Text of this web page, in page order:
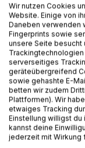
Titel bewerten
BESCHREIBUNG
In einer Welt, in
entscheiden,
Wir nutzen Cookies
Website. Einige von
Daneben verwenden
Fingerprints sowie
unsere Seite besucht
serverseitiges
geräteübergreifend
sowie gehashte E-
betten wir zudem
Plattformen). Wir
etwaiges Tracking
Einstellung willigst du
kannst deine
jederzeit mit Wirkung